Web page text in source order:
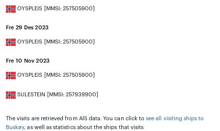
OYSPLEIS [MMSI: 257505900]
Fre 29 Des 2023
OYSPLEIS [MMSI: 257505900]
Fre 10 Nov 2023
OYSPLEIS [MMSI: 257505900]
SULESTEIN [MMSI: 257939900]
The visits are retrieved from AIS data. You can click tosee all visiting ships to
Buskøy, as well as statistics about the ships that visits